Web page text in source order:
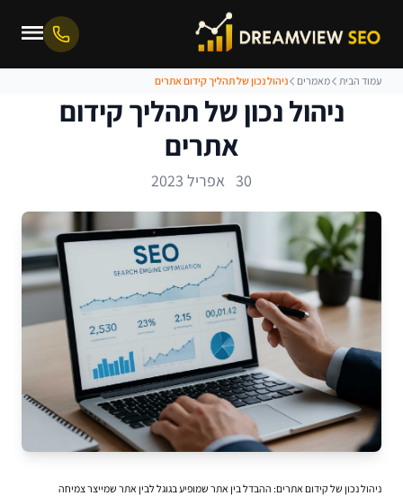
עמוד הבית מאמרים ניהול נכון של תהליך קידום אתרים
ניהול נכון של תהליך קידום
אתרים
30 אפריל 2023
ניהול נכון של קידום אתרים: ההבדל בין אתר שמופיע בגוגל לבין אתר שמייצר צמיחה